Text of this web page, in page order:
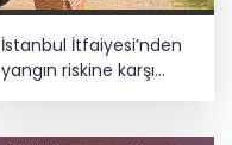
İstanbul İtfaiyesi’nden
yangın riskine karşı
videolu uyarı